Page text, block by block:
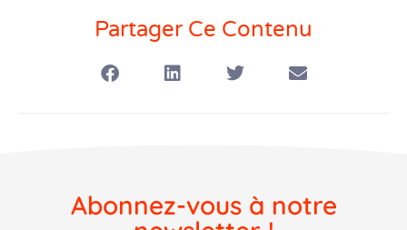
Partager Ce Contenu
Abonnez-vous à notre